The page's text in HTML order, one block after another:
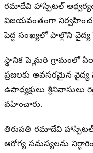
రమాదేవి హాస్పిటల్
విజయవంతంగా
పెద్ద సంఖ్యలో పాల్గొని
స్థానిక పెళ్లి మరి గ్రామంలో
ప్రజలకు అవసరమైన వైద్య
ఉపాధ్యక్షులు
వహించారు.
తిరుపతి రమాదేవి హాస్పిటల్
ఆరోగ్య సమస్యలను